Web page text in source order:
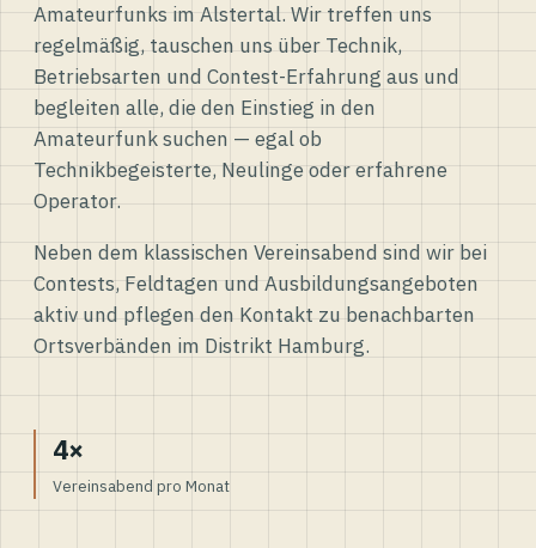
Amateurfunks im Alstertal. Wir treffen uns
regelmäßig, tauschen uns über Technik,
Betriebsarten und Contest-Erfahrung aus und
begleiten alle, die den Einstieg in den
Amateurfunk suchen — egal ob
Technikbegeisterte, Neulinge oder erfahrene
Operator.
Neben dem klassischen Vereinsabend sind wir bei
Contests, Feldtagen und Ausbildungsangeboten
aktiv und pflegen den Kontakt zu benachbarten
Ortsverbänden im Distrikt Hamburg.
4×
Vereinsabend pro Monat